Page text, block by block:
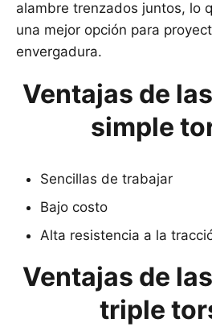
alambre trenzados juntos, lo
una mejor opción para
envergadura.
Ventajas de
simple
Sencillas de trabajar
Bajo costo
Alta resistencia a la
Ventajas de
triple